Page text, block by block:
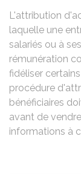
L'attribution
laquelle une
salariés ou à
rémunération
fidéliser
procédure
bénéficiaires
avant de
informations à